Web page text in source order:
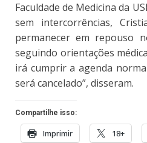
Faculdade de Medicina da
sem intercorrências,
permanecer em repouso
seguindo orientações
irá cumprir a agenda
será cancelado”, disseram.
Compartilhe isso:
Imprimir 18+